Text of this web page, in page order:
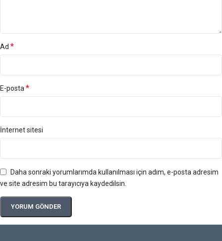
Ad *
E-posta *
İnternet sitesi
Daha sonraki yorumlarımda kullanılması için adım, e-posta adresim
ve site adresim bu tarayıcıya kaydedilsin.